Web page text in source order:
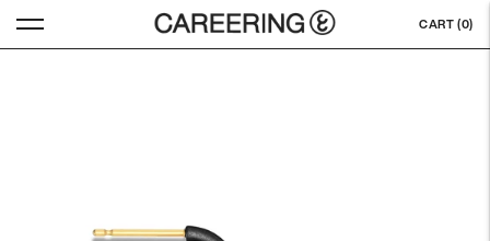
CART (0)